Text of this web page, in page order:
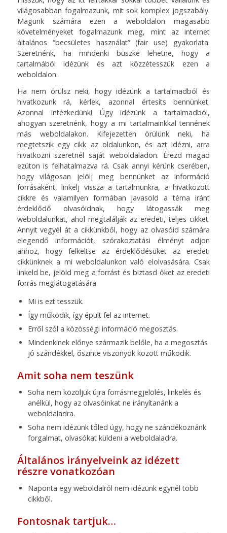
világosabban fogalmazunk, mit sok komplex jogszabály.
Magunk számára ezen a weboldalon magasabb
követelményeket fogalmazunk meg, mint az internet
általános “becsületes használat” (fair use) gyakorlata.
Szeretnénk, ha mindenki büszke lehetne, hogy a
tartalmából idézünk és azt közzétesszük ezen a
weboldalon.
Ha nem örülsz neki, hogy idézünk a tartalmadból és
hivatkozunk rá, kérlek, azonnal értesíts bennünket.
Azonnal intézkedünk! Úgy idézünk a tartalmadból,
ahogyan szeretnénk, hogy a mi tartalmainkkal tennének
más weboldalakon. Kifejezetten örülünk neki, ha
megtetszik egy cikk az oldalunkon, és azt idézni, arra
hivatkozni szeretnél saját weboldaladon. Érezd magad
ezúton is felhatalmazva rá. Csak annyi kérünk cserében,
hogy világosan jelölj meg bennünket az információ
forrásaként, linkelj vissza a tartalmunkra, a hivatkozott
cikkre és valamilyen formában javasold a téma iránt
érdeklődő olvasóidnak, hogy látogassák meg
weboldalunkat, ahol megtalálják az eredeti, teljes cikket.
Annyit vegyél át a cikkünkből, hogy az olvasóid számára
elegendő információt, szórakoztatási élményt adjon
ahhoz, hogy felkeltse az érdeklődésüket az eredeti
cikkünknek a mi weboldalunkon való elolvasására. Csak
linkeld be, jelöld meg a forrást és biztasd őket az eredeti
forrás meglátogatására.
Mi is ezt tesszük.
Így működik, így épült fel az internet.
Erről szól a közösségi információ megosztás.
Mindenkinek előnye származik belőle, ha a megosztás
jó szándékkel, őszinte viszonyok között működik.
Amit soha nem teszünk
Soha nem közöljük újra forrásmegjelölés, linkelés és
anélkül, hogy az olvasóinkat ne irányítanánk a
weboldaladra.
Soha nem idézünk tőled úgy, hogy ne szándékoznánk
forgalmat, olvasókat küldeni a weboldaladra.
Általános irányelveink az idézett
részre vonatkozóan
Naponta egy weboldalról nem idézünk egynél több
cikkből.
Fontosnak tartjuk…